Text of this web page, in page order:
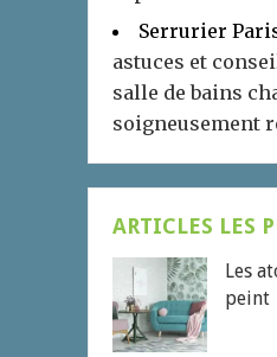
Serrurier
astuces et
salle de bains
soigneusement
ARTICLES LES
Les
peint